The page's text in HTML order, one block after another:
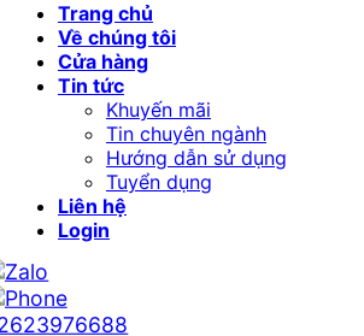
Trang chủ
Về chúng tôi
Cửa hàng
Tin tức
Khuyến mãi
Tin chuyên ngành
Hướng dẫn sử dụng
Tuyển dụng
Liên hệ
Login